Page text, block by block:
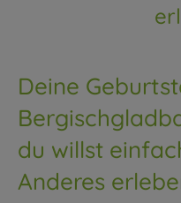
Deine
du willst
Anderes